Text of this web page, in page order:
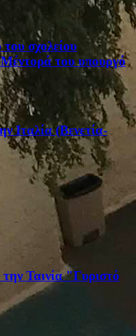
σχολείου
του υπουργό
Ιταλία (Βενετία-
Ταινία "Γυριστό